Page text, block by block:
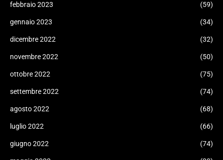
febbraio 2023 (59)
gennaio 2023 (34)
dicembre 2022 (32)
novembre 2022 (50)
ottobre 2022 (75)
settembre 2022 (74)
agosto 2022 (68)
luglio 2022 (66)
giugno 2022 (74)